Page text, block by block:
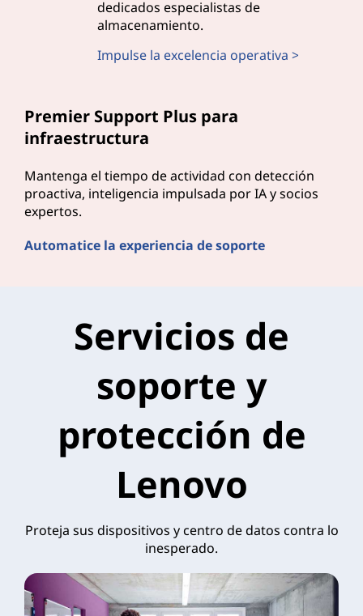
dedicados especialistas de
almacenamiento.
Impulse la excelencia operativa >
Premier Support Plus para
infraestructura
Mantenga el tiempo de actividad con detección
proactiva, inteligencia impulsada por IA y socios
expertos.
Automatice la experiencia de soporte
Servicios de
soporte y
protección de
Lenovo
Proteja sus dispositivos y centro de datos contra lo
inesperado.